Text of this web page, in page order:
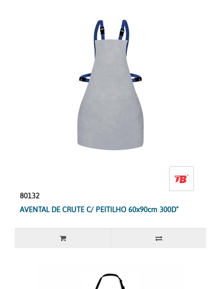
80132
AVENTAL DE CRUTE C/ PEITILHO 60x90cm 300D"